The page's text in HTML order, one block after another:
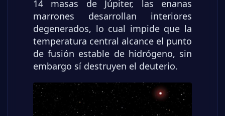
14 masas de Júpiter, las enanas
marrones desarrollan interiores
degenerados, lo cual impide que la
temperatura central alcance el punto
de fusión estable de hidrógeno, sin
embargo sí destruyen el deuterio.